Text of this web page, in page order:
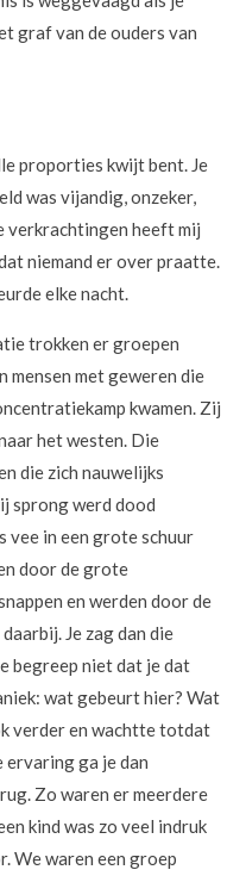
graf van de ouders van
proporties kwijt bent. Je
was vijandig, onzeker,
verkrachtingen heeft mij
niemand er over praatte.
elke nacht.
trokken er groepen
mensen met geweren die
kwamen. Zij
het westen. Die
die zich nauwelijks
sprong werd dood
vee in een grote schuur
door de grote
en werden door de
Je zag dan die
begreep niet dat je dat
wat gebeurt hier? Wat
verder en wachtte totdat
ervaring ga je dan
Zo waren er meerdere
kind was zo veel indruk
We waren een groep